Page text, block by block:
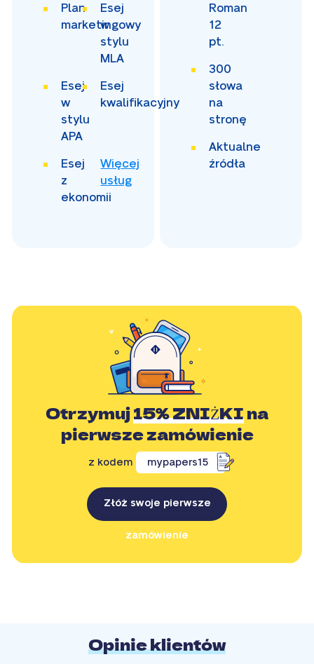
Plan
marketingowy
Esej
w
stylu
MLA
Esej
w
stylu
APA
Esej
kwalifikacyjny
Esej
z
ekonomii
Więcej
usług
Roman
12
pt.
300
słowa
na
stronę
Aktualne
źródła
Otrzymuj15% ZNIŻKIna
pierwsze zamówienie
z kodem mypapers15
Złóż swoje pierwsze
zamówienie
Opinie klientów